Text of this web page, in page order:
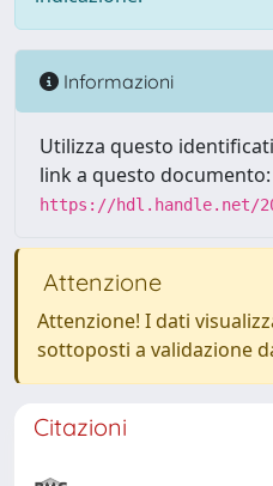
Informazioni
Utilizza questo
link a questo documento:
https://hdl.handle.net/
Attenzione
Attenzione! I dati
sottoposti a validazione
Citazioni